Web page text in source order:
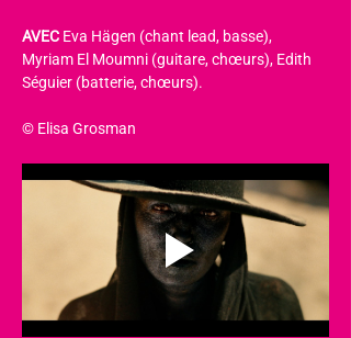
AVEC Eva Hägen (chant lead, basse),
Myriam El Moumni (guitare, chœurs), Edith
Séguier (batterie, chœurs).
© Elisa Grosman